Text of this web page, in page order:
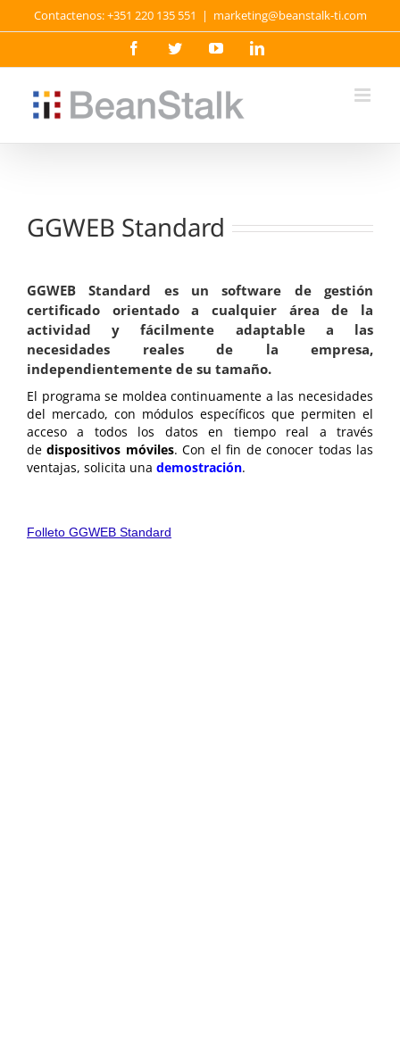
Contactenos: +351 220 135 551 | marketing@beanstalk-ti.com
FacebookTwitterYouTubeLinkedIn
GGWEB Standard
GGWEB Standard es un software de gestión
certificado orientado a cualquier área de la
actividad y fácilmente adaptable a las
necesidades reales de la empresa,
independientemente de su tamaño.
El programa se moldea continuamente a las necesidades
del mercado, con módulos específicos que permiten el
acceso a todos los datos en tiempo real a través
dedispositivos móviles. Con el fin de conocer todas las
ventajas, solicita una demostración.
Folleto GGWEB Standard